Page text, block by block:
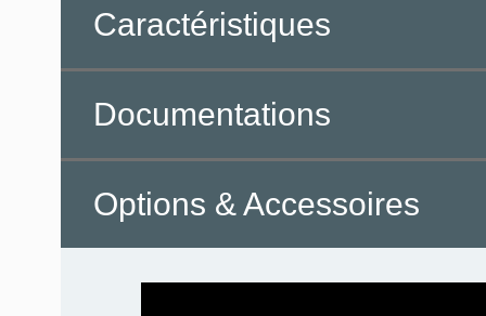
Caractéristiques
Documentations
Options & Accessoires